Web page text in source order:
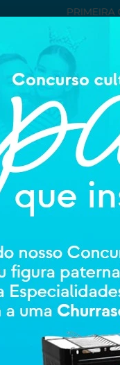
PRIMEIRA
NUTRIÇÃO